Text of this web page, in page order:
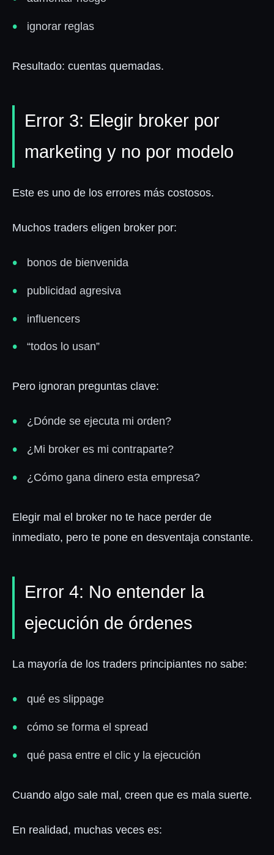
ignorar reglas
Resultado: cuentas quemadas.
Error 3: Elegir broker por
marketing y no por modelo
Este es uno de los errores más costosos.
Muchos traders eligen broker por:
bonos de bienvenida
publicidad agresiva
influencers
“todos lo usan”
Pero ignoran preguntas clave:
¿Dónde se ejecuta mi orden?
¿Mi broker es mi contraparte?
¿Cómo gana dinero esta empresa?
Elegir mal el broker no te hace perder de
inmediato, pero te pone en desventaja constante.
Error 4: No entender la
ejecución de órdenes
La mayoría de los traders principiantes no sabe:
qué es slippage
cómo se forma el spread
qué pasa entre el clic y la ejecución
Cuando algo sale mal, creen que es mala suerte.
En realidad, muchas veces es: